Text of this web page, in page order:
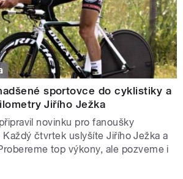
sportovce do cyklistiky a
Jiřího Ježka
novinku pro fanoušky
čtvrtek uslyšíte Jiřího Ježka a
top výkony, ale pozveme i